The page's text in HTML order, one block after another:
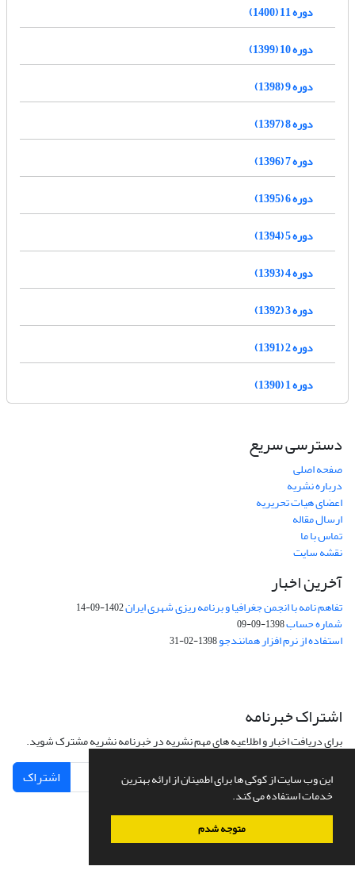
این وب سایت از کوکی ها برای اطمینان از ارائه بهترین
خدمات استفاده می کند.
متوجه شدم
دوره 11 (1400)
دوره 10 (1399)
دوره 9 (1398)
دوره 8 (1397)
دوره 7 (1396)
دوره 6 (1395)
دوره 5 (1394)
دوره 4 (1393)
دوره 3 (1392)
دوره 2 (1391)
دوره 1 (1390)
دسترسی سریع
صفحه اصلی
درباره نشریه
اعضای هیات تحریریه
ارسال مقاله
تماس با ما
نقشه سایت
آخرین اخبار
تفاهم نامه با انجمن جغرافیا و برنامه ریزی شهری ایران1402-09-14
شماره حساب1398-09-09
استفاده از نرم افزار همانندجو1398-02-31
اشتراک خبرنامه
برای دریافت اخبار و اطلاعیه های مهم نشریه در خبرنامه نشریه مشترک شوید.
اشتراک
سامانه مدیریت نشریات علمی.طراحی و پیاده سازی ازسیناوب